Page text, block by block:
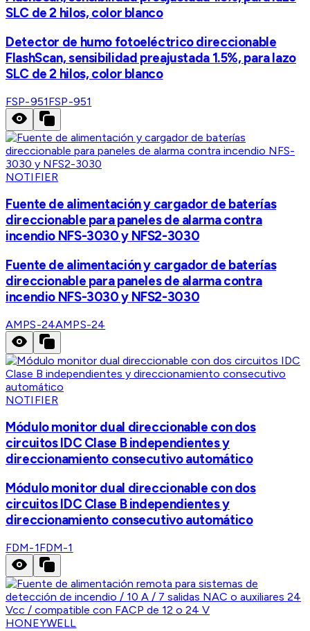
SLC de 2 hilos, color blanco
Detector de humo fotoeléctrico direccionable
FlashScan, sensibilidad preajustada 1.5%, para lazo
SLC de 2 hilos, color blanco
FSP-951FSP-951
NOTIFIER
Fuente de alimentación y cargador de baterías
direccionable para paneles de alarma contra
incendio NFS-3030 y NFS2-3030
Fuente de alimentación y cargador de baterías
direccionable para paneles de alarma contra
incendio NFS-3030 y NFS2-3030
AMPS-24AMPS-24
NOTIFIER
Módulo monitor dual direccionable con dos
circuitos IDC Clase B independientes y
direccionamiento consecutivo automático
Módulo monitor dual direccionable con dos
circuitos IDC Clase B independientes y
direccionamiento consecutivo automático
FDM-1FDM-1
HONEYWELL